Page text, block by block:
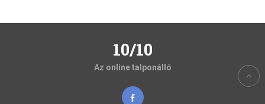
10/10
Az online talponálló